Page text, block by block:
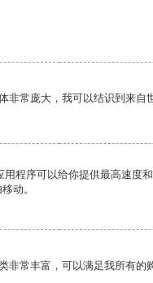
非常庞大，我可以结识到来自
用程序可以给你提供最高速度
动。
非常丰富，可以满足我所有的